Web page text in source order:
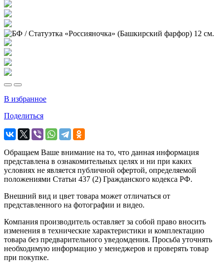
В избранное
Поделиться
Обращаем Ваше внимание на то, что данная информация
представлена в ознакомительных целях и ни при каких
условиях не является публичной офертой, определяемой
положениями Статьи 437 (2) Гражданского кодекса РФ.
Внешний вид и цвет товара может отличаться от
представленного на фотографии и видео.
Компания производитель оставляет за собой право вносить
изменения в технические характеристики и комплектацию
товара без предварительного уведомдения. Просьба уточнять
необходимую информацию у менеджеров и проверять товар
при покупке.